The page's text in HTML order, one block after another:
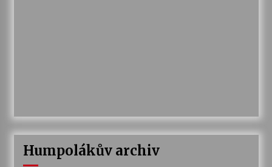
Humpolákův archiv